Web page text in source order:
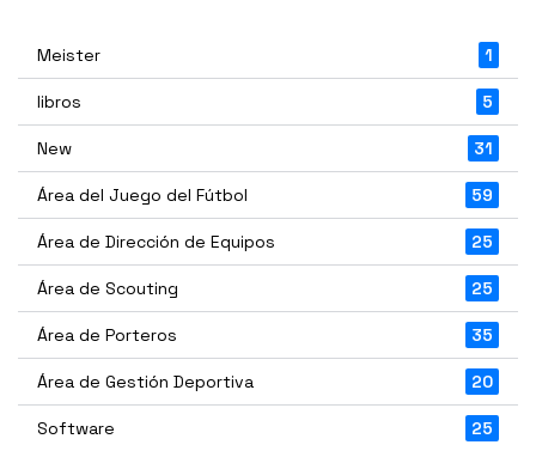
Meister 1
libros 5
New 31
Área del Juego del Fútbol 59
Área de Dirección de Equipos 25
Área de Scouting 25
Área de Porteros 35
Área de Gestión Deportiva 20
Software 25